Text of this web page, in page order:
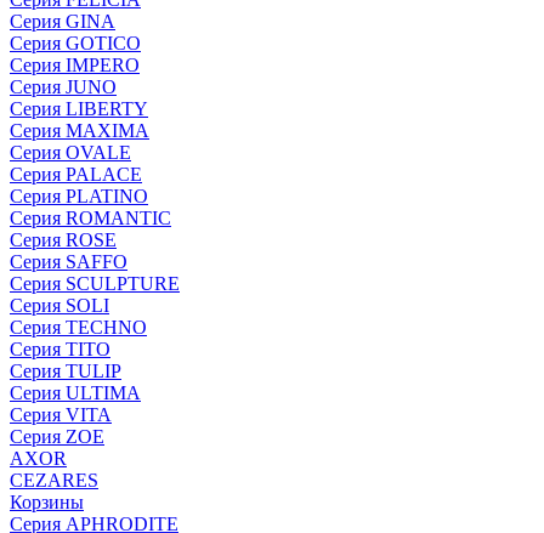
Серия GINA
Серия GOTICO
Серия IMPERO
Серия JUNO
Серия LIBERTY
Серия MAXIMA
Серия OVALE
Серия PALACE
Серия PLATINO
Серия ROMANTIC
Серия ROSE
Серия SAFFO
Серия SCULPTURE
Серия SOLI
Серия TECHNO
Серия TITO
Серия TULIP
Серия ULTIMA
Серия VITA
Серия ZOE
AXOR
CEZARES
Корзины
Серия APHRODITE